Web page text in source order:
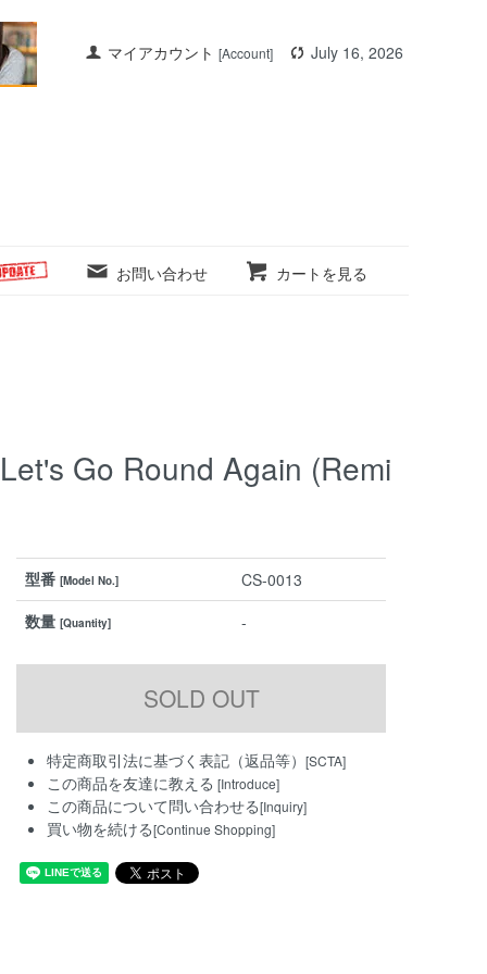
マイアカウント [Account] July 16, 2026
お問い合わせ カートを見る
Go Round Again (Remi
型番[Model No.]
CS-0013
数量[Quantity] -
特定商取引法に基づく表記（返品等）[SCTA]
この商品を友達に教える [Introduce]
この商品について問い合わせる[Inquiry]
買い物を続ける[Continue Shopping]